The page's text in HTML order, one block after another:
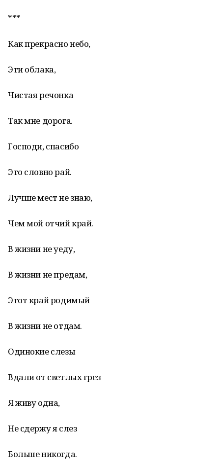
***
Как прекрасно небо,
Эти облака,
Чистая речонка
Так мне дорога.
Господи, спасибо
Это словно рай.
Лучше мест не знаю,
Чем мой отчий край.
В жизни не уеду,
В жизни не предам,
Этот край родимый
В жизни не отдам.
Одинокие слезы
Вдали от светлых грез
Я живу одна,
Не сдержу я слез
Больше никогда.